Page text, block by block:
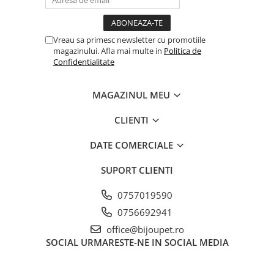
Vreau sa primesc newsletter cu promotiile
magazinului. Afla mai multe in Politica de
Confidentialitate
MAGAZINUL MEU
CLIENTI
DATE COMERCIALE
SUPORT CLIENTI
0757019590
0756692941
office@bijoupet.ro
SOCIAL URMARESTE-NE IN SOCIAL MEDIA